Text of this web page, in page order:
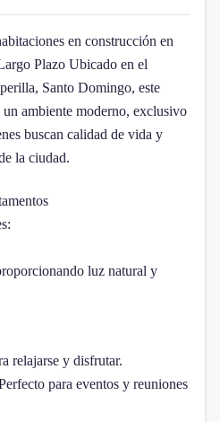
en construcción en
Plazo Ubicado en el
Santo Domingo, este
ambiente moderno, exclusivo
buscan calidad de vida y
la ciudad.
luz natural y
relajarse y disfrutar.
para eventos y reuniones